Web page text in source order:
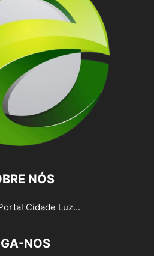
NÓS
Cidade Luz...
NOS